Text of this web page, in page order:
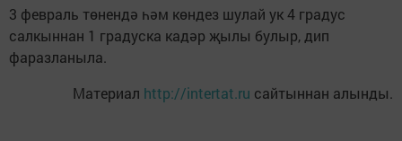
3 февраль төнендә һәм көндез шулай ук 4 градус
салкыннан 1 градуска кадәр җылы булыр, дип
фаразланыла.
Материал http://intertat.ru сайтыннан алынды.